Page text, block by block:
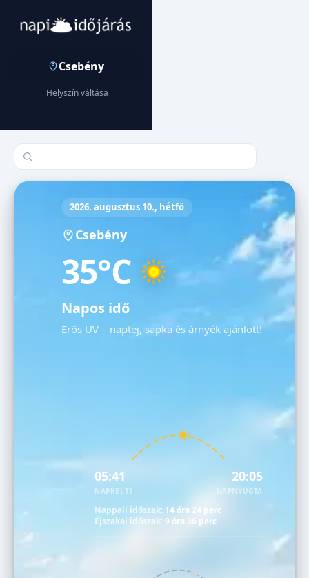
Csebény
Helyszín váltása
Település keresése
2026. augusztus 10., hétfő
Csebény
35°C
Napos idő
Erős UV – naptej, sapka és árnyék ajánlott!
05:41
NAPKELTE
20:05
NAPNYUGTA
Nappali időszak: 14 óra 24 perc
Éjszakai időszak:9 óra 36 perc